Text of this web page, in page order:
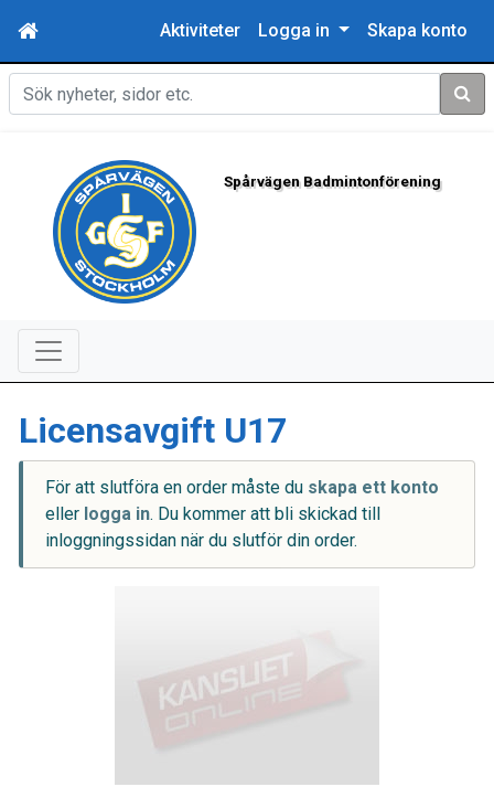
Aktiviteter Logga in Skapa konto
Sök
Spårvägen Badmintonförening
Licensavgift U17
För att slutföra en order måste du skapa ett konto
eller logga in. Du kommer att bli skickad till
inloggningssidan när du slutför din order.